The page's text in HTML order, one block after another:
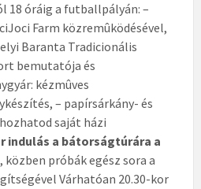
18 óráig a futballpályán: –
Farm közremûködésével,
Baranta Tradicionális
bemutatója és
kézmûves
– papírsárkány- és
saját házi
indulás a bátorságtúrára a
, közben próbák egész sora a
Várhatóan 20.30-kor